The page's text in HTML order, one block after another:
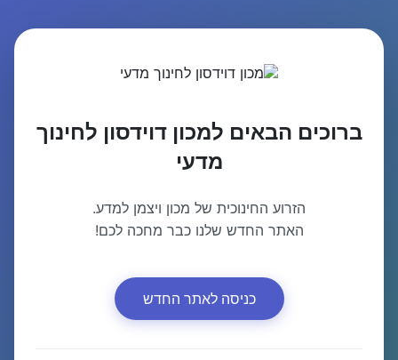
ברוכים הבאים למכון דוידסון לחינוך
מדעי
הזרוע החינוכית של מכון ויצמן למדע.
האתר החדש שלנו כבר מחכה לכם!
כניסה לאתר החדש